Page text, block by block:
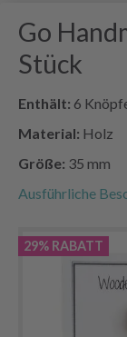
Go
Stück
Enthält: 6
Material: Holz
Größe: 35 mm
Ausführliche
29% RABATT